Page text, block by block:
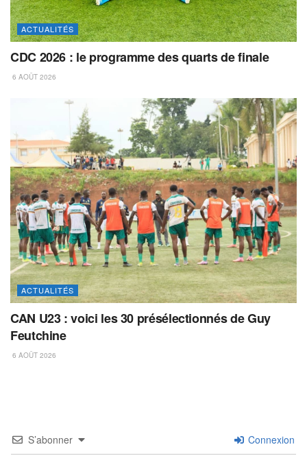
ACTUALITÉS
CDC 2026 : le programme des quarts de finale
6 AOÛT 2026
ACTUALITÉS
CAN U23 : voici les 30 présélectionnés de Guy
Feutchine
6 AOÛT 2026
S’abonner Connexion